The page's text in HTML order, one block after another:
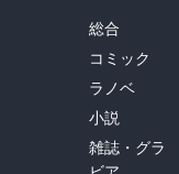
総合
コミック
ラノベ
小説
雑誌・グラ